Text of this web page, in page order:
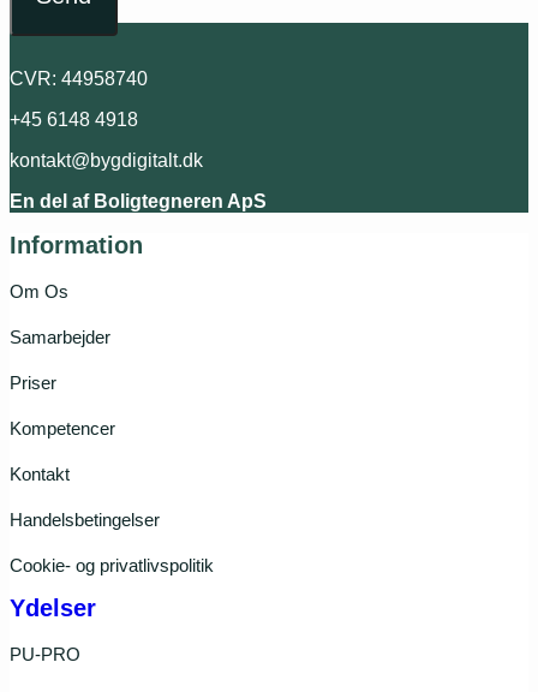
CVR: 44958740
+45 6148 4918
kontakt@bygdigitalt.dk
En del af Boligtegneren ApS
Information
Om Os
Samarbejder
Priser
Kompetencer
Kontakt
Handelsbetingelser
Cookie- og privatlivspolitik
Ydelser
PU-PRO